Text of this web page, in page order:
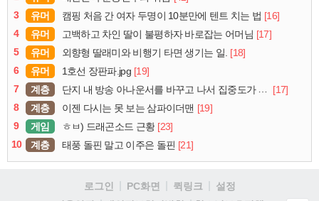
3
유머 캠핑 처음 간 여자 두명이 10분만에 텐트 치는 법 [16]
4
유머 고백하고 차인 딸이 불평하자 바로잡는 어머님 [17]
5
유머 외향형 딸래미와 비행기 타면 생기는 일. [18]
6
유머 1호선 장판파.jpg [19]
7
계층 단지 내 방송 아나운서를 바꾸고 나서 집중도가 확 올라갔다는 한 아파트의 안내방송
[17]
8
계층 이젠 다시는 못 보는 삼파이더맨 [19]
9
게임 ㅎㅂ) 드래곤소드 근황 [23]
10
계층 태풍 돌핀 말고 이주은 돌핀 [21]
로그인 PC화면 퀵링크
설정